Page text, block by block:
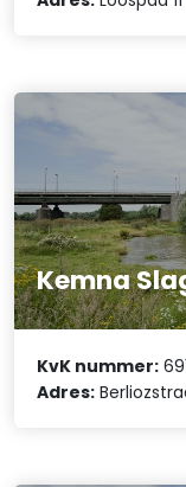
Kemna
KvK nummer:
Adres: